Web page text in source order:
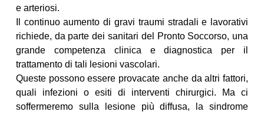
e arteriosi.
Il continuo aumento di gravi traumi stradali e lavorativi
richiede, da parte dei sanitari del Pronto Soccorso, una
grande competenza clinica e diagnostica per il
trattamento di tali lesioni vascolari.
Queste possono essere provacate anche da altri fattori,
quali infezioni o esiti di interventi chirurgici. Ma ci
soffermeremo sulla lesione più diffusa, la sindrome